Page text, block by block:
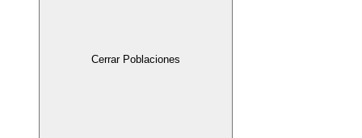
Cerrar Poblaciones